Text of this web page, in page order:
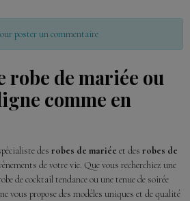
poster un commentaire
robe de mariée ou
comme en
des robes de mariée et des robes de
de votre vie. Que vous recherchiez une
de cocktail tendance ou une tenue de soirée
vous propose des modèles uniques et de qualité